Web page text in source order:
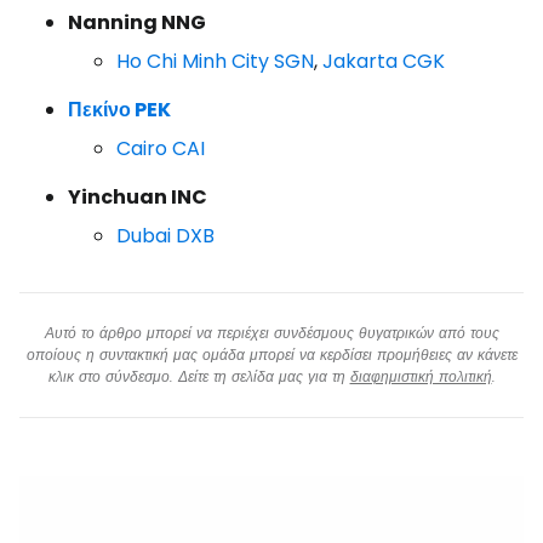
Nanning NNG
Ho Chi Minh City SGN,Jakarta CGK
Πεκίνο PEK
Cairo CAI
Yinchuan INC
Dubai DXB
Αυτό το άρθρο μπορεί να περιέχει συνδέσμους θυγατρικών από τους
οποίους η συντακτική μας ομάδα μπορεί να κερδίσει προμήθειες αν κάνετε
κλικ στο σύνδεσμο. Δείτε τη σελίδα μας για τη διαφημιστική πολιτική.